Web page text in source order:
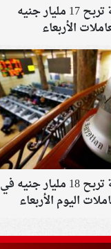
البورصة تربح 17 مليار جنيه
الأربعاء
البورصة تربح 18 مليار جنيه في
اليوم الأربعاء